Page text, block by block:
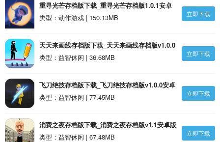
重寻光芒存档版下载_重寻光芒存档版1.0.1安卓
版
类型：动作游戏 | 150.13MB 立即下载
天天来画线存档版下载_天天来画线存档版v1.0.0
安卓版
类型：益智休闲 | 36.68MB 立即下载
飞刀绝技存档版下载_飞刀绝技存档版v1.0.0安卓
版
类型：益智休闲 | 77.45MB 立即下载
消费之夜存档版下载_消费之夜存档版v1.1安卓版
类型：益智休闲 | 67.48MB
立即下载